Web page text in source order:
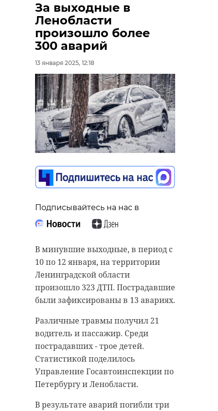
За выходные в
Ленобласти
произошло более
300 аварий
13 января 2025, 12:18
Подписывайтесь на нас в
В минувшие выходные, в период с
10 по 12 января, на территории
Ленинградской области
произошло 323 ДТП. Пострадавшие
были зафиксированы в 13 авариях.
Различные травмы получил 21
водитель и пассажир. Среди
пострадавших - трое детей.
Статистикой поделилось
Управление Госавтоинспекции по
Петербургу и Ленобласти.
В результате аварий погибли три